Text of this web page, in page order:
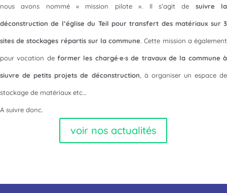
nous avons nommé « mission pilote ». Il s’agit de suivre la
déconstruction de l’église du Teil pour transfert des matériaux sur 3
sites de stockages répartis sur la commune. Cette mission a également
pour vocation deformer les chargé·e·s de travaux de la commune à
siuvre de petits projets de déconstruction, à organiser un espace de
stockage de matériaux etc…
A suivre donc.
voir nos actualités